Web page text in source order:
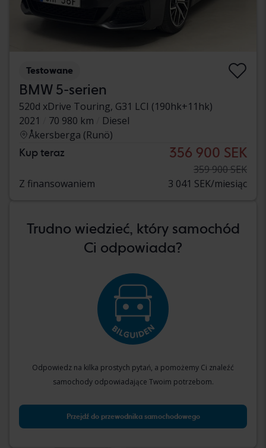
Testowane
BMW 5-serien
520d xDrive Touring, G31 LCI (190hk+11hk)
2021
70 980 km
Diesel
Åkersberga (Runö)
Kup teraz 356 900 SEK
359 900 SEK
Z finansowaniem
3 041 SEK/miesiąc
Trudno wiedzieć, który samochód
Ci odpowiada?
Odpowiedz na kilka prostych pytań, a pomożemy Ci znaleźć
samochody odpowiadające Twoim potrzebom.
Przejdź do przewodnika samochodowego